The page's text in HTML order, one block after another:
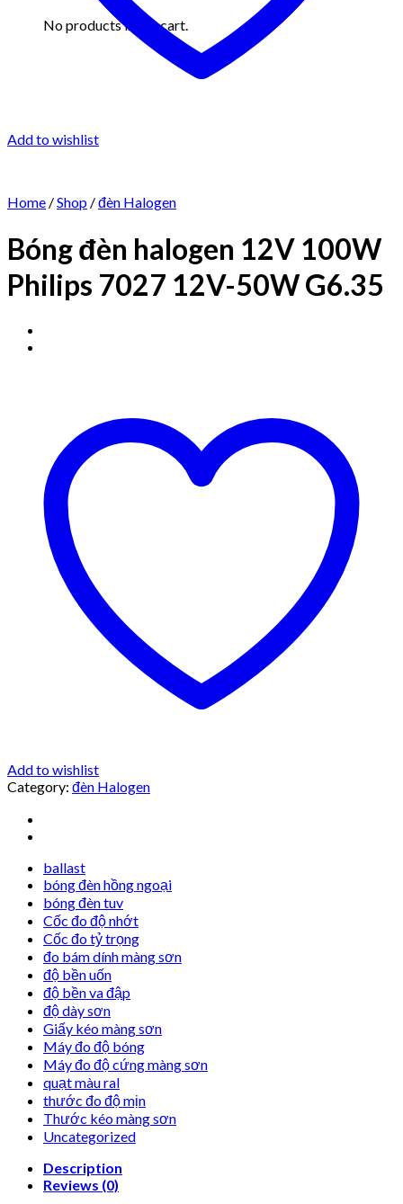
No products in the cart.
Add to wishlist
Home /Shop /đèn Halogen
Bóng đèn halogen 12V 100W
Philips 7027 12V-50W G6.35
Add to wishlist
Category: đèn Halogen
ballast
bóng đèn hồng ngoại
bóng đèn tuv
Cốc đo độ nhớt
Cốc đo tỷ trọng
đo bám dính màng sơn
độ bền uốn
độ bền va đập
độ dày sơn
Giấy kéo màng sơn
Máy đo độ bóng
Máy đo độ cứng màng sơn
quạt màu ral
thước đo độ mịn
Thước kéo màng sơn
Uncategorized
Description
Reviews (0)